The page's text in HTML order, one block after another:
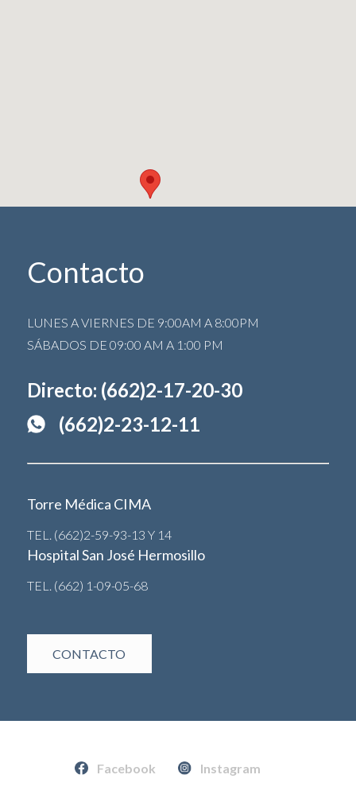
Contacto
LUNES A VIERNES DE 9:00AM A 8:00PM
SÁBADOS DE 09:00 AM A 1:00 PM
Directo: (662)2-17-20-30
(662)2-23-12-11
Torre Médica CIMA
TEL. (662)2-59-93-13 Y 14
Hospital San José Hermosillo
TEL. (662) 1-09-05-68
CONTACTO
Facebook Instagram